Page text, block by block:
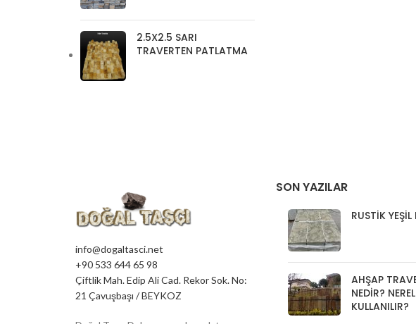
2.5X2.5 SARI
TRAVERTEN PATLATMA
info@dogaltasci.net
+90 533 644 65 98
Çiftlik Mah. Edip Ali Cad. Rekor Sok. No:
21 Çavuşbaşı / BEYKOZ
SON YAZILAR
RUSTIK YEŞIL
AHŞAP
NEDIR?
KULLANILIR?